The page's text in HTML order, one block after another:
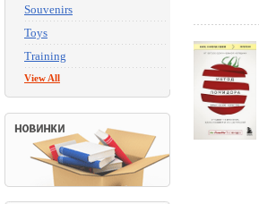
Souvenirs
Toys
Training
View All